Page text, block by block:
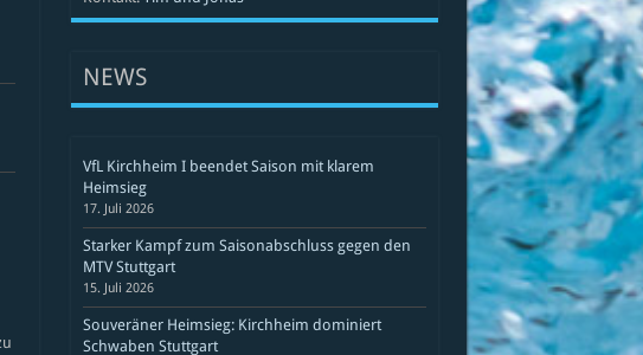
NEWS
VfL Kirchheim I beendet Saison mit klarem
Heimsieg
17. Juli 2026
Starker Kampf zum Saisonabschluss gegen den
MTV Stuttgart
15. Juli 2026
Souveräner Heimsieg: Kirchheim dominiert
Schwaben Stuttgart